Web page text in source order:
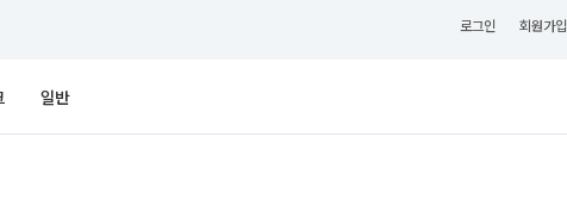
로그인 회원가입
일반